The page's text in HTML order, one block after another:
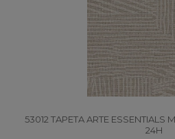
53012 TAPETA ARTE ESSENTIALS
24H